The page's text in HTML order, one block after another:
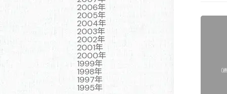
2006年
2005年
2004年
2003年
2002年
2001年
2000年
1999年
1998年
1997年
1995年